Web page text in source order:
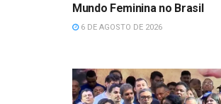
Mundo Feminina no Brasil
6 DE AGOSTO DE 2026